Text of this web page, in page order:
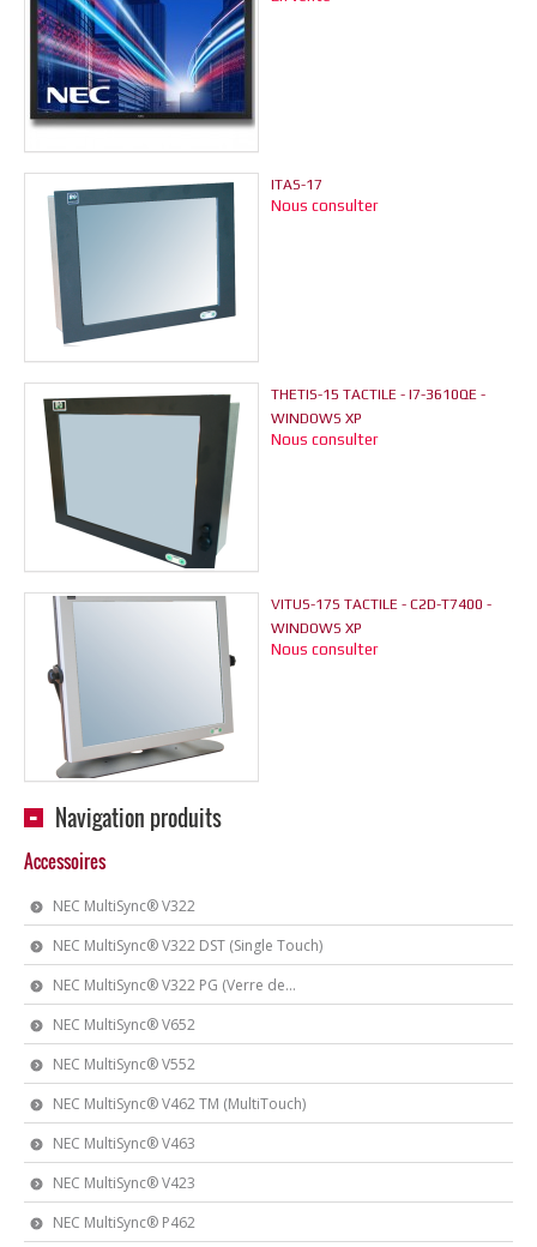
ITAS-17
Nous consulter
THETIS-15 TACTILE - I7-3610QE -
WINDOWS XP
Nous consulter
VITUS-17S TACTILE - C2D-T7400 -
WINDOWS XP
Nous consulter
Navigation produits
Accessoires
NEC MultiSync® V322
NEC MultiSync® V322 DST (Single Touch)
NEC MultiSync® V322 PG (Verre de...
NEC MultiSync® V652
NEC MultiSync® V552
NEC MultiSync® V462 TM (MultiTouch)
NEC MultiSync® V463
NEC MultiSync® V423
NEC MultiSync® P462